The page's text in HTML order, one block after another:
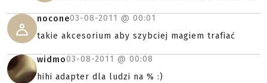
nocone03-08-2011 @ 00:01
takie akcesorium aby szybciej magiem trafiać
widmo03-08-2011 @ 00:08
hihi adapter dla ludzi na % :)